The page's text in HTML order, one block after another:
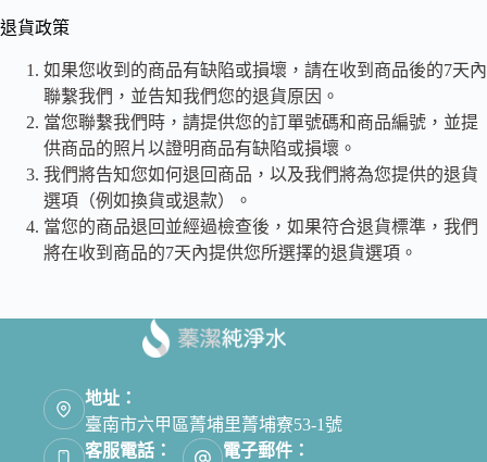
退貨政策
如果您收到的商品有缺陷或損壞，請在收到商品後的7天內
聯繫我們，並告知我們您的退貨原因。
當您聯繫我們時，請提供您的訂單號碼和商品編號，並提
供商品的照片以證明商品有缺陷或損壞。
我們將告知您如何退回商品，以及我們將為您提供的退貨
選項（例如換貨或退款）。
當您的商品退回並經過檢查後，如果符合退貨標準，我們
將在收到商品的7天內提供您所選擇的退貨選項。
地址：
臺南市六甲區菁埔里菁埔寮53-1號
客服電話：
電子郵件：